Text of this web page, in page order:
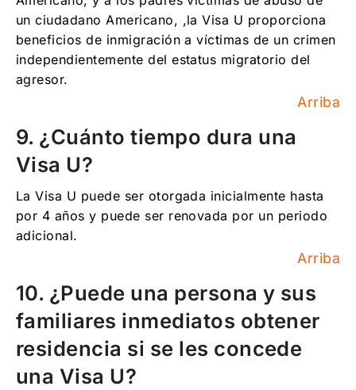
un ciudadano Americano, ,la Visa U proporciona
beneficios de inmigración a víctimas de un crimen
independientemente del estatus migratorio del
agresor.
Arriba
9. ¿Cuánto tiempo dura una
Visa U?
La Visa U puede ser otorgada inicialmente hasta
por 4 años y puede ser renovada por un periodo
adicional.
Arriba
10. ¿Puede una persona y sus
familiares inmediatos obtener
residencia si se les concede
una Visa U?